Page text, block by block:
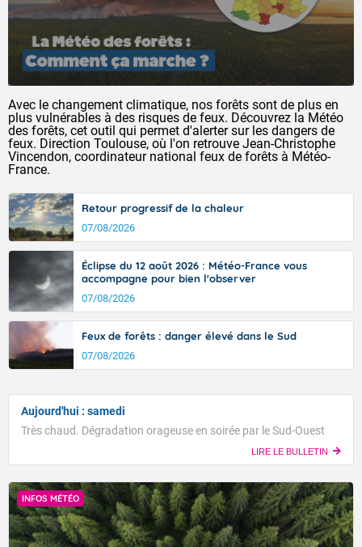
Avec le changement climatique, nos forêts sont de plus en
plus vulnérables à des risques de feux. Découvrez la Météo
des forêts, cet outil qui permet d'alerter sur les dangers de
feux. Direction Toulouse, où l'on retrouve Jean-Christophe
Vincendon, coordinateur national feux de forêts à Météo-
France.
Retour progressif de la chaleur
07/08/2026
Éclipse du 12 août 2026 : Météo-France vous
accompagne pour bien l'observer
07/08/2026
Feux de forêts : danger élevé dans le Sud
07/08/2026
Aujourd'hui : samedi
Très chaud. Dégradation orageuse en soirée par le Sud-Ouest
LIRE LE BULLETIN
INFOS MÉTÉO